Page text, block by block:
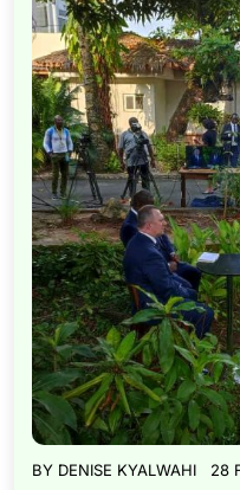
BY DENISE KYALWAHI 28